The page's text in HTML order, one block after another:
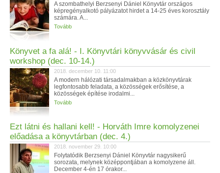
A szombathelyi Berzsenyi Dániel Könyvtár országos
képregényalkotó pályázatot hirdet a 14-25 éves korosztály
számára. A...
Tovább
Könyvet a fa alá! - I. Könyvtári könyvvásár és civil
workshop (dec. 10-14.)
2018. december 10. 11:00
A modern hálózati társadalmakban a közkönyvtárak
legfontosabb feladata, a közösségek erősítése, a
közösségek építése irodalmi...
Tovább
Ezt látni és hallani kell! - Horváth Imre komolyzenei
előadása a könyvtárban (dec. 4.)
2018. november 29. 10:00
Folytatódik Berzsenyi Dániel Könyvtár nagysikerű
sorozata, melynek középpontjában a komolyzene áll.
December 4-én 17 órakor...